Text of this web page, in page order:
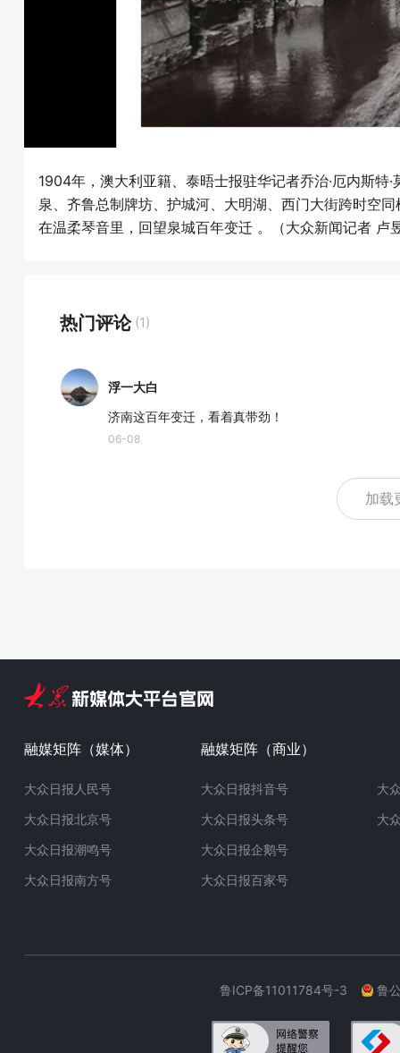
1904年，澳大利亚籍、泰晤士报驻华记者乔治·厄内斯
泉、齐鲁总制牌坊、护城河、大明湖、西门大街跨时空
在温柔琴音里，回望泉城百年变迁 。（大众新闻记者 卢
热门评论 (1)
浮一大白
济南这百年变迁，看着真带劲！
06-08
加载
融媒矩阵（媒体）
大众日报人民号
大众日报北京号
大众日报潮鸣号
大众日报南方号
融媒矩阵（商业）
大众日报抖音号
大众日报头条号
大众日报企鹅号
大众日报百家号
大
大
鲁ICP备11011784号-3 鲁